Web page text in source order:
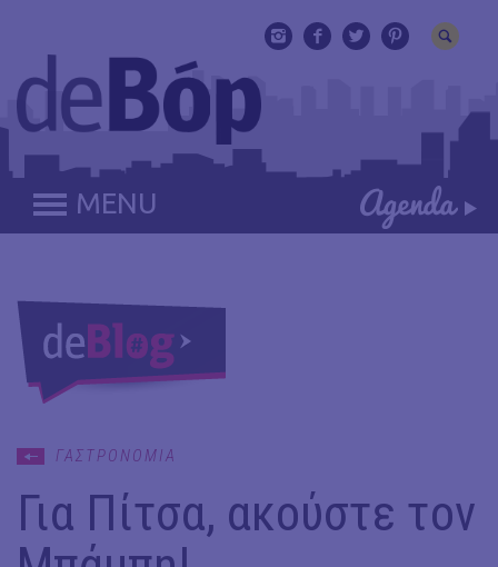
MENU
ΓΑΣΤΡΟΝΟΜΙΑ
Για Πίτσα, ακούστε τον